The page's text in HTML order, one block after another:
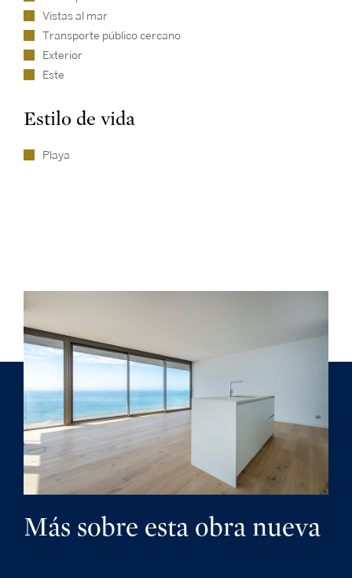
Vistas al mar
Transporte público cercano
Exterior
Este
Estilo de vida
Playa
Más sobre esta obra nueva